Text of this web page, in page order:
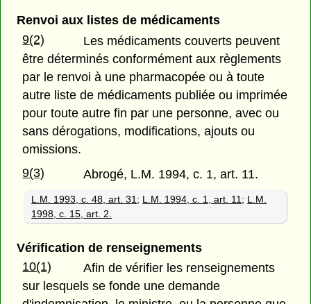
Renvoi aux listes de médicaments
9(2)
Les médicaments couverts peuvent
être déterminés conformément aux règlements
par le renvoi à une pharmacopée ou à toute
autre liste de médicaments publiée ou imprimée
pour toute autre fin par une personne, avec ou
sans dérogations, modifications, ajouts ou
omissions.
9(3)
Abrogé, L.M. 1994, c. 1, art. 11.
L.M. 1993, c. 48, art. 31 ; L.M. 1994, c. 1, art. 11 ; L.M.
1998, c. 15, art. 2.
Vérification de renseignements
10(1)
Afin de vérifier les renseignements
sur lesquels se fonde une demande